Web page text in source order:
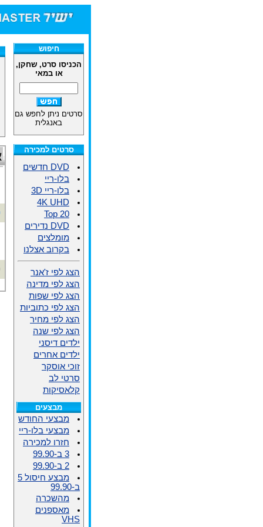
חיפוש
הכניסו סרט, שחקן,
או במאי
סרטים ניתן לחפש גם
באנגלית
סרטים למכירה
DVD חדשים
בלו-ריי
בלו-ריי 3D
4K UHD
Top 20
DVD נדירים
מומלצים
בקרוב אצלנו
הצג לפי ז'אנר
הצג לפי מדינה
הצג לפי שפות
הצג לפי כתוביות
הצג לפי מחיר
הצג לפי שנה
ילדים דיסני
ילדים אחרים
זוכי אוסקר
סרטי לב
קלאסיקות
מבצעים
מבצעי החודש
מבצעי בלו-ריי
חזרו למכירה
3 ב-99.90
2 ב-99.90
מבצע חיסול 5
ב-99.90
מהשכרה
מאספנים
VHS